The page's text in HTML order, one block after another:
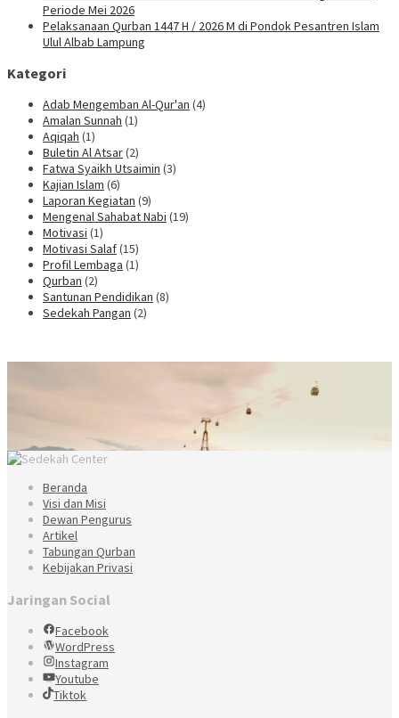
Periode Mei 2026
Pelaksanaan Qurban 1447 H / 2026 M di Pondok Pesantren Islam
Ulul Albab Lampung
Kategori
Adab Mengemban Al-Qur'an (4)
Amalan Sunnah (1)
Aqiqah (1)
Buletin Al Atsar(2)
Fatwa Syaikh Utsaimin (3)
Kajian Islam (6)
Laporan Kegiatan (9)
Mengenal Sahabat Nabi (19)
Motivasi (1)
Motivasi Salaf(15)
Profil Lembaga (1)
Qurban (2)
Santunan Pendidikan (8)
Sedekah Pangan (2)
Beranda
Visi dan Misi
Dewan Pengurus
Artikel
Tabungan Qurban
Kebijakan Privasi
Jaringan Social
Facebook
WordPress
Instagram
Youtube
Tiktok